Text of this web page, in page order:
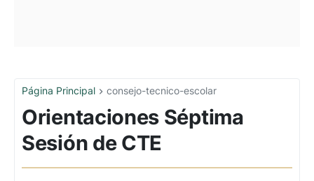
Página Principal consejo-tecnico-escolar
Orientaciones Séptima
Sesión de CTE